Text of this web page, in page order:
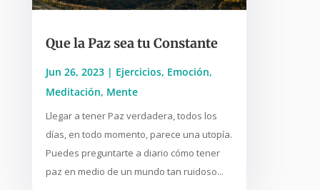
Que la Paz sea tu Constante
Jun 26, 2023| Ejercicios, Emoción,
Meditación, Mente
Llegar a tener Paz verdadera, todos los
días, en todo momento, parece una utopía.
Puedes preguntarte a diario cómo tener
paz en medio de un mundo tan ruidoso...